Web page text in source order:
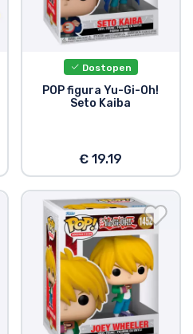
Dostopen
POP figura Yu-Gi-Oh!
Seto Kaiba
€ 19.19